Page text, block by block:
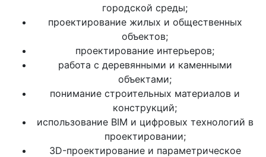
городской среды;
проектирование жилых и общественных
объектов;
проектирование интерьеров;
работа с деревянными и каменными
объектами;
понимание строительных материалов и
конструкций;
использование BIM и цифровых технологий в
проектировании;
3D-проектирование и параметрическое